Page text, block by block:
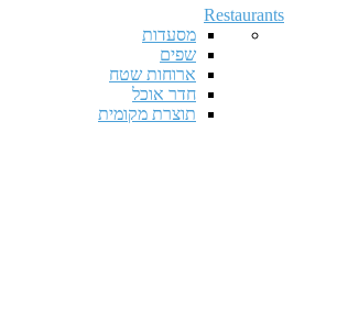
Restaurants
מסעדות
שפים
ארוחות שטח
חדר אוכל
תוצרת מקומית